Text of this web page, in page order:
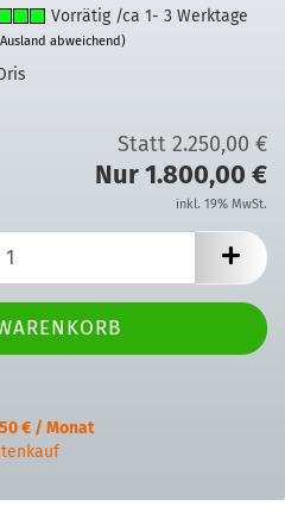
Vorrätig /ca 1- 3 Werktage
abweichend)
Statt 2.250,00 €
Nur 1.800,00 €
inkl. 19% MwSt.
€ / Monat